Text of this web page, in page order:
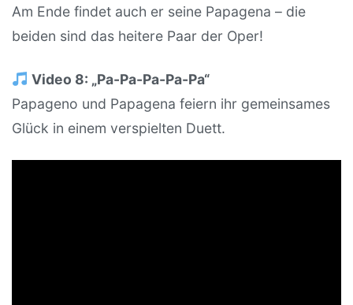
Am Ende findet auch er seine Papagena – die
beiden sind das heitere Paar der Oper!
Video 8: „Pa-Pa-Pa-Pa-Pa“
Papageno und Papagena feiern ihr gemeinsames
Glück in einem verspielten Duett.